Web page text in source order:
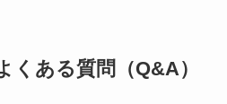
くある質問（Q&A）